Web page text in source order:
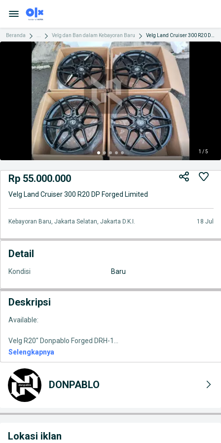
Beranda Velg dan Ban dalam Kebayoran Baru
1 / 5
Rp 55.000.000
Velg Land Cruiser 300 R20 DP Forged Limited
Kebayoran Baru, Jakarta Selatan, Jakarta D.K.I. 18 Jul
Detail
Kondisi Baru
Deskripsi
Available:
Velg R20" Donpablo Forged DRH-1
Selengkapnya
DONPABLO
Lokasi iklan